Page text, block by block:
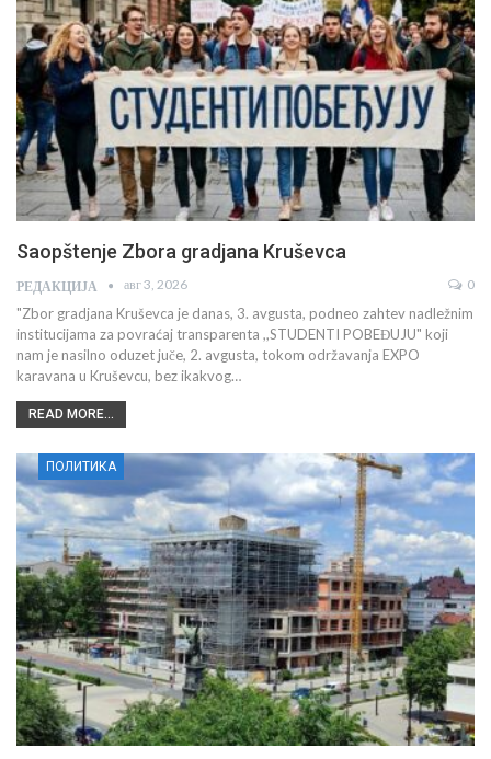
Saopštenje Zbora gradjana Kruševca
РЕДАКЦИЈА авг 3, 2026 0
"Zbor gradjana Kruševca je danas, 3. avgusta, podneo zahtev nadležnim
institucijama za povraćaj transparenta ,,STUDENTI POBEĐUJU" koji
nam je nasilno oduzet juče, 2. avgusta, tokom održavanja EXPO
karavana u Kruševcu, bez ikakvog…
READ MORE...
ПОЛИТИКА